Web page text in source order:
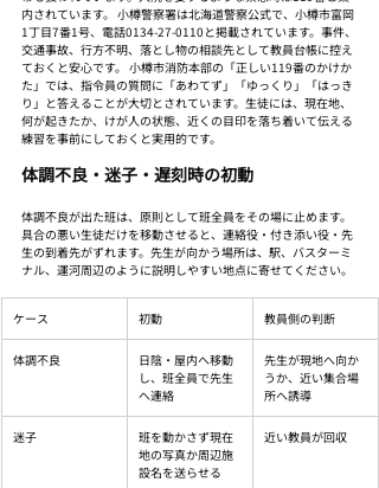
内されています。 小樽警察署は北海道警察公式で、小樽市富岡
1丁目7番1号、電話0134-27-0110と掲載されています。事件、
交通事故、行方不明、落とし物の相談先として教員台帳に控え
ておくと安心です。 小樽市消防本部の「正しい119番のかけか
た」では、指令員の質問に「あわてず」「ゆっくり」「はっき
り」と答えることが大切とされています。生徒には、現在地、
何が起きたか、けが人の状態、近くの目印を落ち着いて伝える
練習を事前にしておくと実用的です。
体調不良・迷子・遅刻時の初動
体調不良が出た班は、原則として班全員をその場に止めます。
具合の悪い生徒だけを移動させると、連絡役・付き添い役・先
生の到着先がずれます。先生が向かう場所は、駅、バスターミ
ナル、運河周辺のように説明しやすい地点に寄せてください。
ケース 初動 教員側の判断
体調不良
日陰・屋内へ移動
し、班全員で先生
へ連絡
先生が現地へ向か
うか、近い集合場
所へ誘導
迷子
班を動かさず現在
地の写真か周辺施
設名を送らせる
近い教員が回収